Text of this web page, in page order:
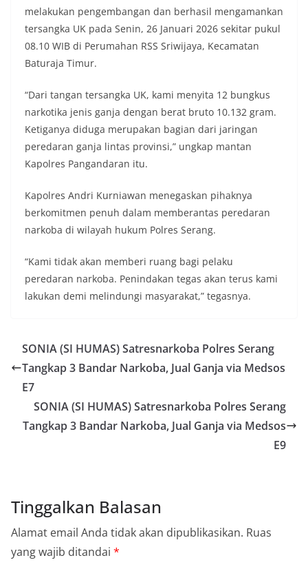
melakukan pengembangan dan berhasil mengamankan
tersangka UK pada Senin, 26 Januari 2026 sekitar pukul
08.10 WIB di Perumahan RSS Sriwijaya, Kecamatan
Baturaja Timur.
“Dari tangan tersangka UK, kami menyita 12 bungkus
narkotika jenis ganja dengan berat bruto 10.132 gram.
Ketiganya diduga merupakan bagian dari jaringan
peredaran ganja lintas provinsi,” ungkap mantan
Kapolres Pangandaran itu.
Kapolres Andri Kurniawan menegaskan pihaknya
berkomitmen penuh dalam memberantas peredaran
narkoba di wilayah hukum Polres Serang.
“Kami tidak akan memberi ruang bagi pelaku
peredaran narkoba. Penindakan tegas akan terus kami
lakukan demi melindungi masyarakat,” tegasnya.
SONIA (SI HUMAS) Satresnarkoba Polres Serang
Tangkap 3 Bandar Narkoba, Jual Ganja via Medsos
E7
SONIA (SI HUMAS) Satresnarkoba Polres Serang
Tangkap 3 Bandar Narkoba, Jual Ganja via Medsos
E9
Tinggalkan Balasan
Alamat email Anda tidak akan dipublikasikan. Ruas
yang wajib ditandai *